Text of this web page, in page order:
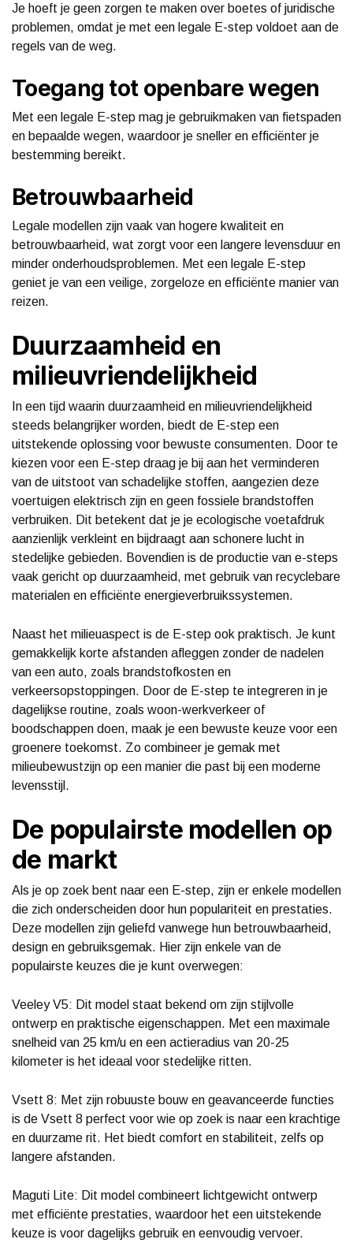
Je hoeft je geen zorgen te maken over boetes of juridische
problemen, omdat je met een legale E-step voldoet aan de
regels van de weg.
Toegang tot openbare wegen
Met een legale E-step mag je gebruikmaken van fietspaden
en bepaalde wegen, waardoor je sneller en efficiënter je
bestemming bereikt.
Betrouwbaarheid
Legale modellen zijn vaak van hogere kwaliteit en
betrouwbaarheid, wat zorgt voor een langere levensduur en
minder onderhoudsproblemen. Met een legale E-step
geniet je van een veilige, zorgeloze en efficiënte manier van
reizen.
Duurzaamheid en
milieuvriendelijkheid
In een tijd waarin duurzaamheid en milieuvriendelijkheid
steeds belangrijker worden, biedt de E-step een
uitstekende oplossing voor bewuste consumenten. Door te
kiezen voor een E-step draag je bij aan het verminderen
van de uitstoot van schadelijke stoffen, aangezien deze
voertuigen elektrisch zijn en geen fossiele brandstoffen
verbruiken. Dit betekent dat je je ecologische voetafdruk
aanzienlijk verkleint en bijdraagt aan schonere lucht in
stedelijke gebieden. Bovendien is de productie van e-steps
vaak gericht op duurzaamheid, met gebruik van recyclebare
materialen en efficiënte energieverbruikssystemen.
Naast het milieuaspect is de E-step ook praktisch. Je kunt
gemakkelijk korte afstanden afleggen zonder de nadelen
van een auto, zoals brandstofkosten en
verkeersopstoppingen. Door de E-step te integreren in je
dagelijkse routine, zoals woon-werkverkeer of
boodschappen doen, maak je een bewuste keuze voor een
groenere toekomst. Zo combineer je gemak met
milieubewustzijn op een manier die past bij een moderne
levensstijl.
De populairste modellen op
de markt
Als je op zoek bent naar een E-step, zijn er enkele modellen
die zich onderscheiden door hun populariteit en prestaties.
Deze modellen zijn geliefd vanwege hun betrouwbaarheid,
design en gebruiksgemak. Hier zijn enkele van de
populairste keuzes die je kunt overwegen:
Veeley V5: Dit model staat bekend om zijn stijlvolle
ontwerp en praktische eigenschappen. Met een maximale
snelheid van 25 km/u en een actieradius van 20-25
kilometer is het ideaal voor stedelijke ritten.
Vsett 8: Met zijn robuuste bouw en geavanceerde functies
is de Vsett 8 perfect voor wie op zoek is naar een krachtige
en duurzame rit. Het biedt comfort en stabiliteit, zelfs op
langere afstanden.
Maguti Lite: Dit model combineert lichtgewicht ontwerp
met efficiënte prestaties, waardoor het een uitstekende
keuze is voor dagelijks gebruik en eenvoudig vervoer.